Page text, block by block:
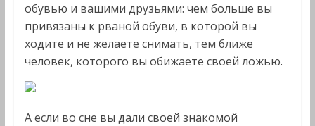
обувью и вашими друзьями: чем больше вы
привязаны к рваной обуви, в которой вы
ходите и не желаете снимать, тем ближе
человек, которого вы обижаете своей ложью.
А если во сне вы дали своей знакомой